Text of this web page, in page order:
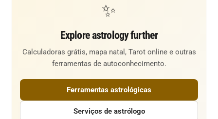
✨
Explore astrology further
Calculadoras grátis, mapa natal, Tarot online e outras
ferramentas de autoconhecimento.
Ferramentas astrológicas
Serviços de astrólogo